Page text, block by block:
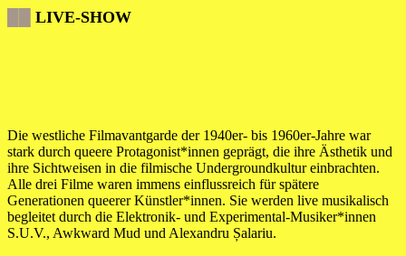
LIVE-SHOW
Die westliche Filmavantgarde der 1940er- bis 1960er-Jahre war
stark durch queere Protagonist*innen geprägt, die ihre Ästhetik und
ihre Sichtweisen in die filmische Undergroundkultur einbrachten.
Alle drei Filme waren immens einflussreich für spätere
Generationen queerer Künstler*innen. Sie werden live musikalisch
begleitet durch die Elektronik- und Experimental-Musiker*innen
S.U.V., Awkward Mud und Alexandru Șalariu.